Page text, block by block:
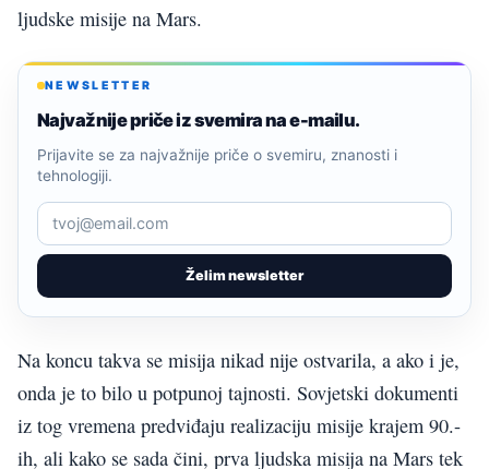
ljudske misije na Mars.
NEWSLETTER
Najvažnije priče iz svemira na e-mailu.
Želim newsletter
Prijavite se za najvažnije priče o svemiru, znanosti i
tehnologiji.
Na koncu takva se misija nikad nije ostvarila, a ako i je,
onda je to bilo u potpunoj tajnosti. Sovjetski dokumenti
iz tog vremena predviđaju realizaciju misije krajem 90.-
ih, ali kako se sada čini, prva ljudska misija na Mars tek